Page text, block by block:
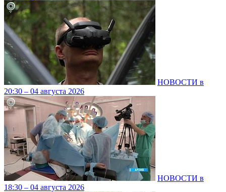
НОВОСТИ в
20:30 – 04 августа 2026
НОВОСТИ в
18:30 – 04 августа 2026